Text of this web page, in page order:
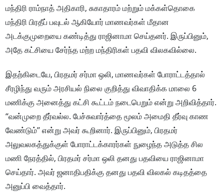
மந்திரி ராம்நாத் அதிகாரி, சுகாதாரம் மற்றும் மக்கள்தொகை
மந்திரி பிரதீப் பவுடல் ஆகியோர் மாணவர்கள் மீதான
அடக்குமுறையை கண்டித்து ராஜினாமா செய்தனர். இருப்பினும்,
அதே கட்சியை சேர்ந்த மற்ற மந்திரிகள் பதவி விலகவில்லை.
இதற்கிடையே, பிரதமர் சர்மா ஒலி, மாணவர்கள் போராட்டத்தால்
சீரழிந்து வரும் அரசியல் நிலை குறித்து விவாதிக்க மாலை 6
மணிக்கு அனைத்து கட்சி கூட்டம் நடைபெறும் என்று அறிவித்தார்.
‘‘வன்முறை தீர்வல்ல. பேச்சுவார்த்தை மூலம் அமைதி தீர்வு காண
வேண்டும்’’ என்று அவர் கூறினார். இருப்பினும், பிரதமர்
அலுவலகத்துக்குள் போராட்டக்காரர்கள் நுழைந்த அடுத்த சில
மணி நேரத்தில், பிரதமர் சர்மா ஒலி தனது பதவியை ராஜினாமா
செய்தார். அவர் ஜனாதிபதிக்கு தனது பதவி விலகல் கடிதத்தை
அனுப்பி வைத்தார்.